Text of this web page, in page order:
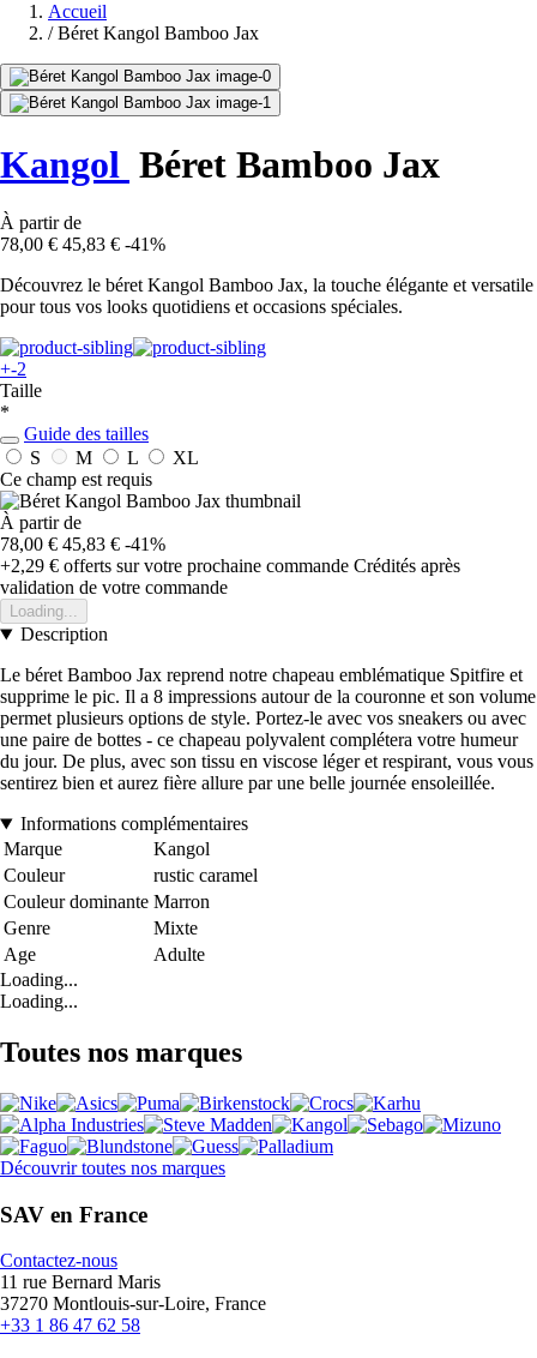
Accueil
/ Béret Kangol Bamboo Jax
Kangol Béret Bamboo Jax
À partir de
78,00 € 45,83 € -41%
Découvrez le béret Kangol Bamboo Jax, la touche élégante et versatile
pour tous vos looks quotidiens et occasions spéciales.
+-2
Taille
*
Guide des tailles
S
M L
XL
Ce champ est requis
À partir de
78,00 € 45,83 € -41%
+2,29 € offerts sur votre prochaine commande Crédités après
validation de votre commande
Loading...
Description
Le béret Bamboo Jax reprend notre chapeau emblématique Spitfire et
supprime le pic. Il a 8 impressions autour de la couronne et son volume
permet plusieurs options de style. Portez-le avec vos sneakers ou avec
une paire de bottes - ce chapeau polyvalent complétera votre humeur
du jour. De plus, avec son tissu en viscose léger et respirant, vous vous
sentirez bien et aurez fière allure par une belle journée ensoleillée.
Informations complémentaires
Marque
Kangol
Couleur
rustic caramel
Couleur dominante Marron
Genre
Mixte
Age
Adulte
Loading...
Loading...
Toutes nos marques
Découvrir toutes nos marques
SAV en France
Contactez-nous
11 rue Bernard Maris
37270 Montlouis-sur-Loire, France
+33 1 86 47 62 58